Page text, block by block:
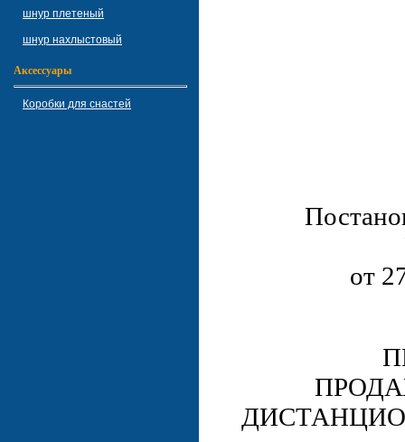
шнур плетеный
шнур нахлыстовый
Аксессуары
Коробки для снастей
от